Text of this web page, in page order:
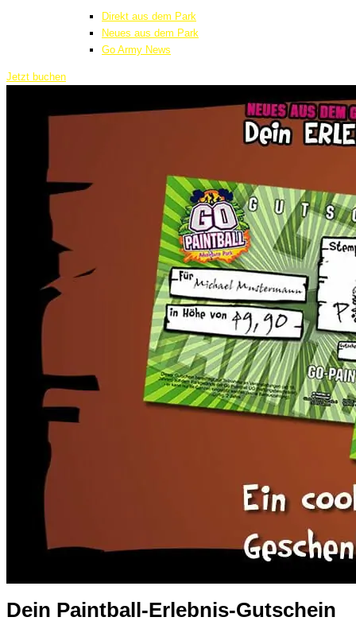
Direkt aus dem Park
Neues aus dem Park
Go Army News
Jetzt buchen
Dein Paintball-Erlebnis-Gutschein